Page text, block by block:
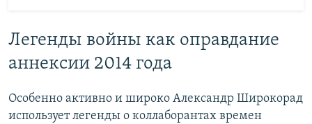
Легенды войны как оправдание
аннексии 2014 года
Особенно активно и широко Александр Широкорад
использует легенды о коллаборантах времен